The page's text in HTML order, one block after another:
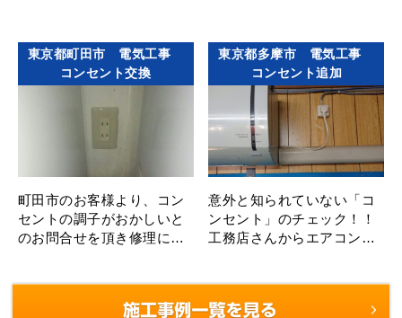
つかっていなくて型の新
です。 このドラムにカビや
汚れが･･･
東京都町田市 電気工事
コンセント交換
町田市のお客様より、コン
セントの調子がおかしいと
のお問合せを頂き修理に行
東京都多摩市 電気工事
コンセント追加
意外と知られていない「コ
ンセント」のチェック！！
工務店さんからエアコン取
話･･･